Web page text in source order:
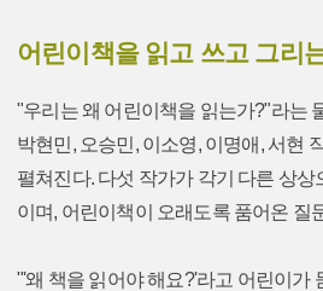
어린이책을 읽고 쓰고 그리
"우리는 왜 어린이책을 읽는가?"라는
박현민, 오승민, 이소영, 이명애, 서현
펼쳐진다. 다섯 작가가 각기 다른 상
이며, 어린이책이 오래도록 품어온 질
"'왜 책을 읽어야 해요?'라고 어린이가